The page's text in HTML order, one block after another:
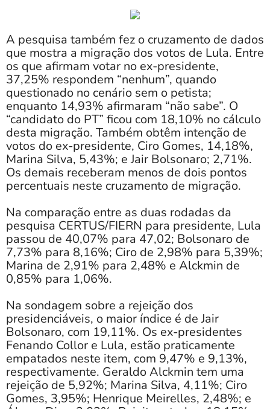
A pesquisa também fez o cruzamento de dados
que mostra a migração dos votos de Lula. Entre
os que afirmam votar no ex-presidente,
37,25% respondem “nenhum”, quando
questionado no cenário sem o petista;
enquanto 14,93% afirmaram “não sabe”. O
“candidato do PT” ficou com 18,10% no cálculo
desta migração. Também obtêm intenção de
votos do ex-presidente, Ciro Gomes, 14,18%,
Marina Silva, 5,43%; e Jair Bolsonaro; 2,71%.
Os demais receberam menos de dois pontos
percentuais neste cruzamento de migração.
Na comparação entre as duas rodadas da
pesquisa CERTUS/FIERN para presidente, Lula
passou de 40,07% para 47,02; Bolsonaro de
7,73% para 8,16%; Ciro de 2,98% para 5,39%;
Marina de 2,91% para 2,48% e Alckmin de
0,85% para 1,06%.
Na sondagem sobre a rejeição dos
presidenciáveis, o maior índice é de Jair
Bolsonaro, com 19,11%. Os ex-presidentes
Fenando Collor e Lula, estão praticamente
empatados neste item, com 9,47% e 9,13%,
respectivamente. Geraldo Alckmin tem uma
rejeição de 5,92%; Marina Silva, 4,11%; Ciro
Gomes, 3,95%; Henrique Meirelles, 2,48%; e